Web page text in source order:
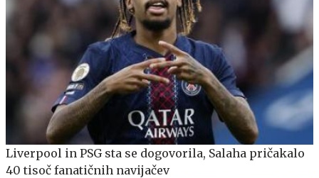
Liverpool in PSG sta se dogovorila, Salaha pričakalo
40 tisoč fanatičnih navijačev